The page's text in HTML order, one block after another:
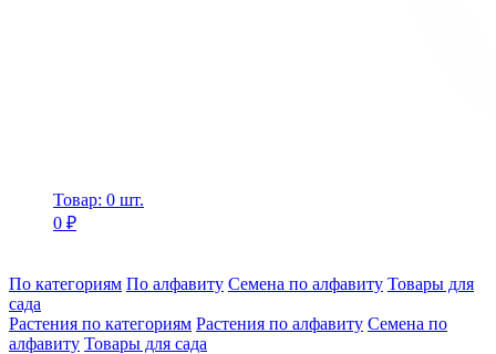
Товар: 0 шт.
0 ₽
По категориям По алфавиту Семена по алфавиту Товары для
сада
Растения по категориям Растения по алфавиту Семена по
алфавиту Товары для сада